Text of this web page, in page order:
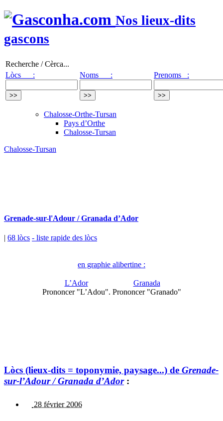
Nos lieux-dits
gascons
Recherche / Cèrca...
Lòcs :
Noms : Prenoms :
Chalosse-Orthe-Tursan
Pays d’Orthe
Chalosse-Tursan
Chalosse-Tursan
Grenade-sur-l'Adour / Granada d’Ador
| 68 lòcs - liste rapide des lòcs
en graphie alibertine :
L’Ador
Prononcer "L’Adou".
Granada
Prononcer "Granado"
Lòcs (lieux-dits = toponymie, paysage...) de Grenade-
sur-l’Adour / Granada d’Ador:
28 février 2006